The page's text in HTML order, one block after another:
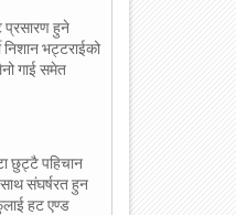
प्रसारण हुने
भट्टराईको
गाई समेत
छुट्टै पहिचान
संघर्षरत हुन
हट एण्ड